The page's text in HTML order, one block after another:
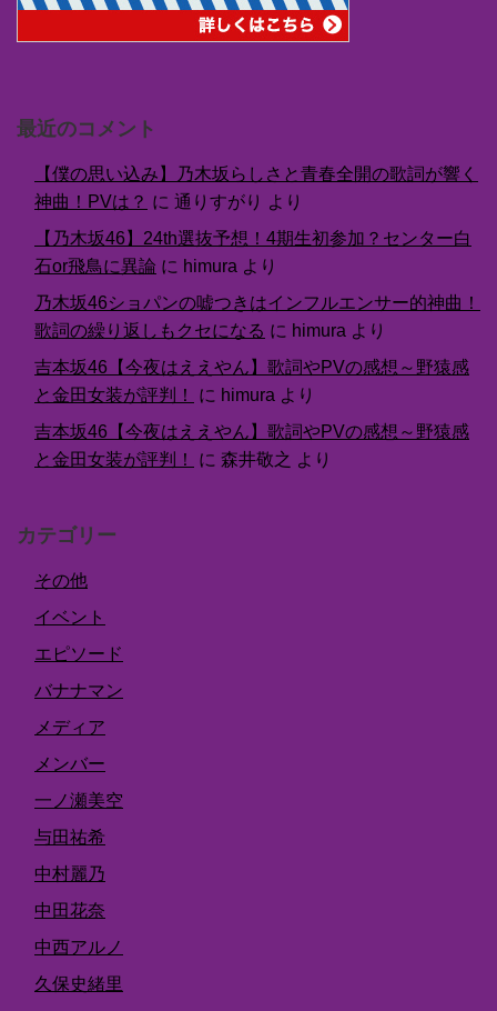
最近のコメント
【僕の思い込み】乃木坂らしさと青春全開の歌詞が響く
神曲！PVは？ に 通りすがり より
【乃木坂46】24th選抜予想！4期生初参加？センター白
石or飛鳥に異論 に himura より
乃木坂46ショパンの嘘つきはインフルエンサー的神曲！
歌詞の繰り返しもクセになる に himura より
吉本坂46【今夜はええやん】歌詞やPVの感想～野猿感
と金田女装が評判！
に himura より
吉本坂46【今夜はええやん】歌詞やPVの感想～野猿感
と金田女装が評判！
に 森井敬之 より
カテゴリー
その他
イベント
エピソード
バナナマン
メディア
メンバー
一ノ瀬美空
与田祐希
中村麗乃
中田花奈
中西アルノ
久保史緒里